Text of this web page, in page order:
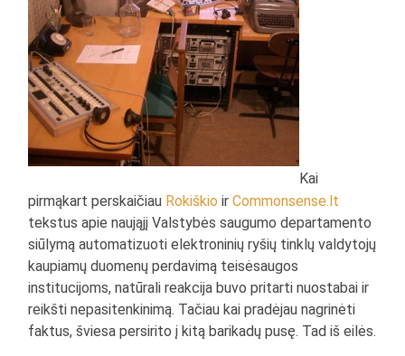
Kai
pirmąkart perskaičiau Rokiškio irCommonsense.lt
tekstus apie naująjį Valstybės saugumo departamento
siūlymą automatizuoti elektroninių ryšių tinklų valdytojų
kaupiamų duomenų perdavimą teisėsaugos
institucijoms, natūrali reakcija buvo pritarti nuostabai ir
reikšti nepasitenkinimą. Tačiau kai pradėjau nagrinėti
faktus, šviesa persirito į kitą barikadų pusę. Tad iš eilės.